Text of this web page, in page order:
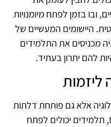
ובו בזמן לפתח מיומנויות
היישומים המעשיים של
מכניסים את התלמידים
להם יתרון בעתיד.
ליזמות
אלא גם פותחת דלתות
תלמידים יכולים לפתח